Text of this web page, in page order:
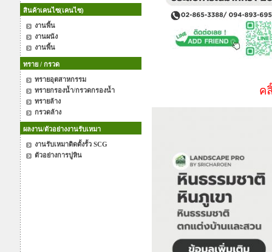
สินค้าเคนไซ(เคนไซ)
งานพื้น
งานผนัง
งานพื้น
ทราย / กรวด
ทรายอุตสาหกรรม
ทรายกรองน้ำ/กรวดกรองน้ำ
ทรายล้าง
กรวดล้าง
ผลงาน/ตัวอย่างงานรับเหมา
งานรับเหมาติดตั้งรั้ว SCG
ตัวอย่างการปูหิน
ค